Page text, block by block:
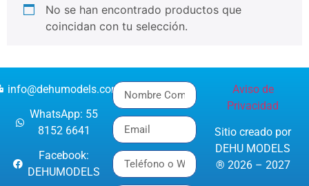
No se han encontrado productos que
coincidan con tu selección.
info@dehumodels.com
WhatsApp: 55
8152 6641
Facebook:
DEHUMODELS
Aviso de
Privacidad
Sitio creado por
DEHU MODELS
® 2026 – 2027